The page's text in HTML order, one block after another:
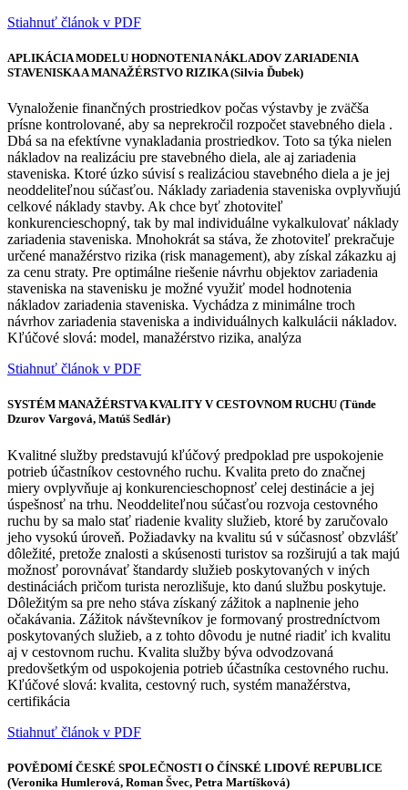
Stiahnuť článok v PDF
APLIKÁCIA MODELU HODNOTENIA NÁKLADOV ZARIADENIA
STAVENISKA A MANAŽÉRSTVO RIZIKA (Silvia Ďubek)
Vynaloženie finančných prostriedkov počas výstavby je zväčša
prísne kontrolované, aby sa neprekročil rozpočet stavebného diela .
Dbá sa na efektívne vynakladania prostriedkov. Toto sa týka nielen
nákladov na realizáciu pre stavebného diela, ale aj zariadenia
staveniska. Ktoré úzko súvisí s realizáciou stavebného diela a je jej
neoddeliteľnou súčasťou. Náklady zariadenia staveniska ovplyvňujú
celkové náklady stavby. Ak chce byť zhotoviteľ
konkurencieschopný, tak by mal individuálne vykalkulovať náklady
zariadenia staveniska. Mnohokrát sa stáva, že zhotoviteľ prekračuje
určené manažérstvo rizika (risk management), aby získal zákazku aj
za cenu straty. Pre optimálne riešenie návrhu objektov zariadenia
staveniska na stavenisku je možné využiť model hodnotenia
nákladov zariadenia staveniska. Vychádza z minimálne troch
návrhov zariadenia staveniska a individuálnych kalkulácii nákladov.
Kľúčové slová: model, manažérstvo rizika, analýza
Stiahnuť článok v PDF
SYSTÉM MANAŽÉRSTVA KVALITY V CESTOVNOM RUCHU (Tünde
Dzurov Vargová, Matúš Sedlár)
Kvalitné služby predstavujú kľúčový predpoklad pre uspokojenie
potrieb účastníkov cestovného ruchu. Kvalita preto do značnej
miery ovplyvňuje aj konkurencieschopnosť celej destinácie a jej
úspešnosť na trhu. Neoddeliteľnou súčasťou rozvoja cestovného
ruchu by sa malo stať riadenie kvality služieb, ktoré by zaručovalo
jeho vysokú úroveň. Požiadavky na kvalitu sú v súčasnosť obzvlášť
dôležité, pretože znalosti a skúsenosti turistov sa rozširujú a tak majú
možnosť porovnávať štandardy služieb poskytovaných v iných
destináciách pričom turista nerozlišuje, kto danú službu poskytuje.
Dôležitým sa pre neho stáva získaný zážitok a naplnenie jeho
očakávania. Zážitok návštevníkov je formovaný prostredníctvom
poskytovaných služieb, a z tohto dôvodu je nutné riadiť ich kvalitu
aj v cestovnom ruchu. Kvalita služby býva odvodzovaná
predovšetkým od uspokojenia potrieb účastníka cestovného ruchu.
Kľúčové slová: kvalita, cestovný ruch, systém manažérstva,
certifikácia
Stiahnuť článok v PDF
POVĚDOMÍ ČESKÉ SPOLEČNOSTI O ČÍNSKÉ LIDOVÉ REPUBLICE
(Veronika Humlerová, Roman Švec, Petra Martíšková)